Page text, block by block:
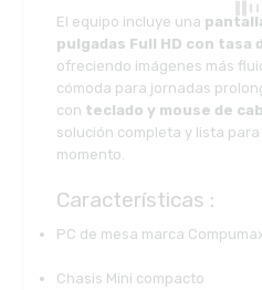
El equipo incluye una
pulgadas Full HD con tasa
ofreciendo imágenes más
cómoda para jornadas
con teclado y mouse de
solución completa y lista
momento.
Características :
PC de mesa marca
Chasis Mini compacto